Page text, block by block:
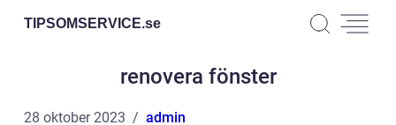
TIPSOMSERVICE.se
renovera fönster
28 oktober 2023 admin